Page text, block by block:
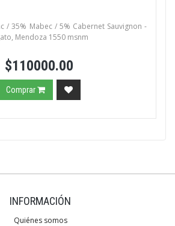
/ 35% Mabec / 5% Cabernet Sauvignon -
Mendoza 1550 msnm
$110000.00
Comprar
INFORMACIÓN
Quiénes somos